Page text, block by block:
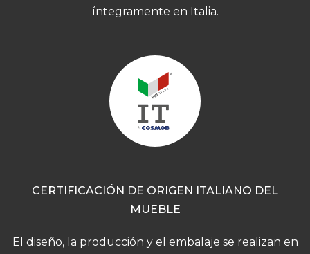
íntegramente en Italia.
CERTIFICACIÓN DE ORIGEN ITALIANO DEL
MUEBLE
El diseño, la producción y el embalaje se realizan en